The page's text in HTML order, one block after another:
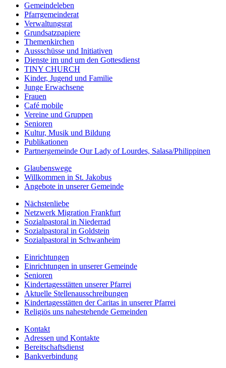
Gemeindeleben
Pfarrgemeinderat
Verwaltungsrat
Grundsatzpapiere
Themenkirchen
Aussschüsse und Initiativen
Dienste im und um den Gottesdienst
TINY CHURCH
Kinder, Jugend und Familie
Junge Erwachsene
Frauen
Café mobile
Vereine und Gruppen
Senioren
Kultur, Musik und Bildung
Publikationen
Partnergemeinde Our Lady of Lourdes, Salasa/Philippinen
Glaubenswege
Willkommen in St. Jakobus
Angebote in unserer Gemeinde
Nächstenliebe
Netzwerk Migration Frankfurt
Sozialpastoral in Niederrad
Sozialpastoral in Goldstein
Sozialpastoral in Schwanheim
Einrichtungen
Einrichtungen in unserer Gemeinde
Senioren
Kindertagesstätten unserer Pfarrei
Aktuelle Stellenausschreibungen
Kindertagesstätten der Caritas in unserer Pfarrei
Religiös uns nahestehende Gemeinden
Kontakt
Adressen und Kontakte
Bereitschaftsdienst
Bankverbindung